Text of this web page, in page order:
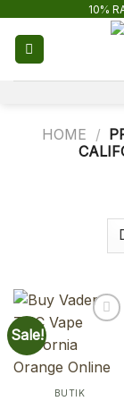
content
10%
HOME /
Sale!
BUTIK